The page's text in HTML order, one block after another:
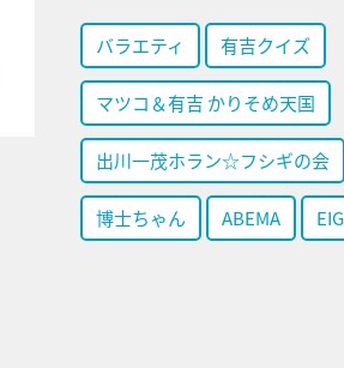
スキボタン
バラエティ 有吉クイズ
マツコ＆有吉 かりそめ天国
出川一茂ホラン☆フシギの会
博士ちゃん ABEMA